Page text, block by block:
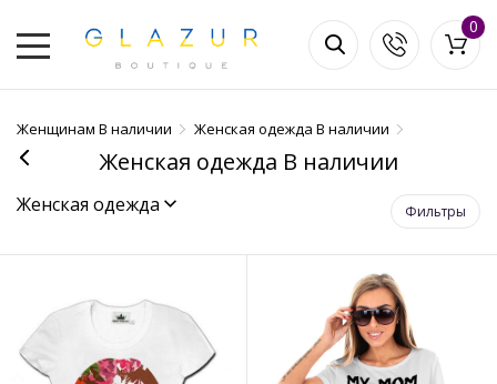
0
Женщинам В наличии Женская одежда В наличии
Женская одежда
Женская одежда В наличии
Фильтры